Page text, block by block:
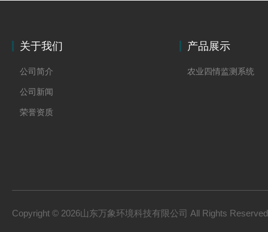
关于我们
公司简介
公司新闻
荣誉资质
产品展示
农业四情监测系统
Copyright © 2026山东万象环境科技有限公司 All Rights